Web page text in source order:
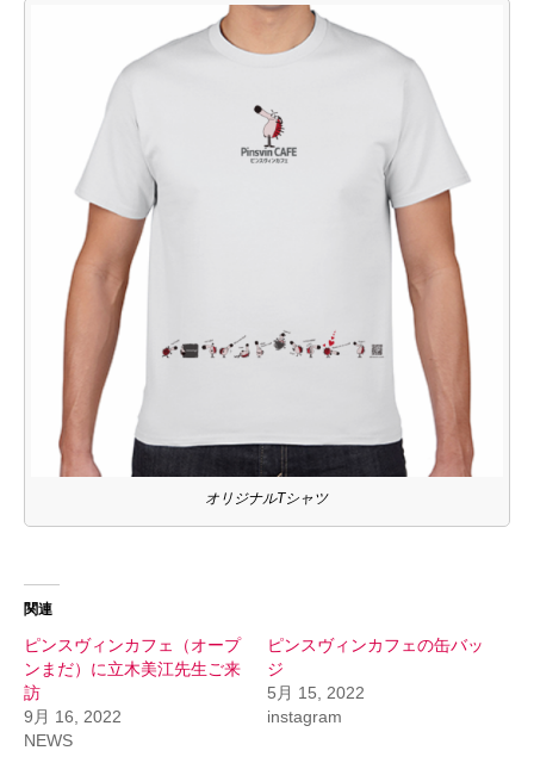
オリジナルTシャツ
関連
ピンスヴィンカフェ（オープ
ンまだ）に立木美江先生ご来
訪
9月 16, 2022
NEWS
ピンスヴィンカフェの缶バッ
ジ
5月 15, 2022
instagram